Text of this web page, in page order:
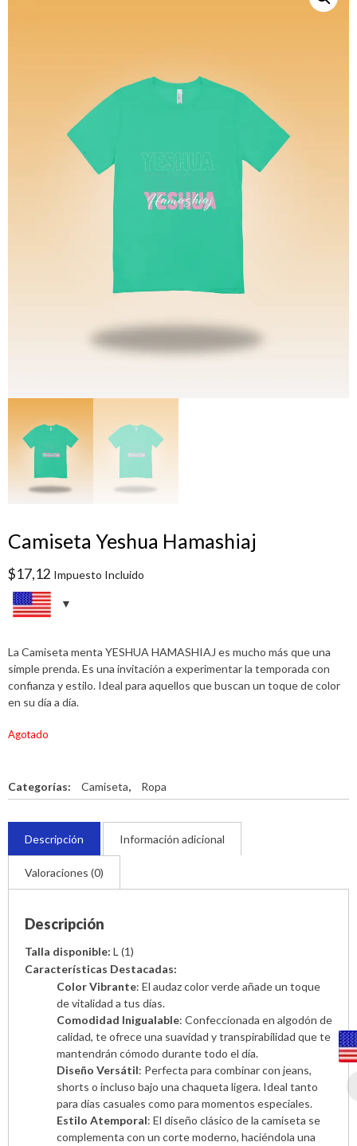
Camiseta Yeshua Hamashiaj
$17,12 Impuesto Incluido
La Camiseta menta YESHUA HAMASHIAJ es mucho más que una
simple prenda. Es una invitación a experimentar la temporada con
confianza y estilo. Ideal para aquellos que buscan un toque de color
en su día a día.
Agotado
Categorías: Camiseta, Ropa
Descripción Información adicional
Valoraciones (0)
Descripción
Talla disponible: L (1)
Características Destacadas:
Color Vibrante: El audaz color verde añade un toque
de vitalidad a tus días.
Comodidad Inigualable: Confeccionada en algodón de
calidad, te ofrece una suavidad y transpirabilidad que te
mantendrán cómodo durante todo el día.
Diseño Versátil: Perfecta para combinar con jeans,
shorts o incluso bajo una chaqueta ligera. Ideal tanto
para días casuales como para momentos especiales.
Estilo Atemporal: El diseño clásico de la camiseta se
complementa con un corte moderno, haciéndola una